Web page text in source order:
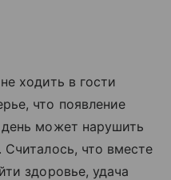
ходить в гости
что появление
может нарушить
что вместе
здоровье, удача